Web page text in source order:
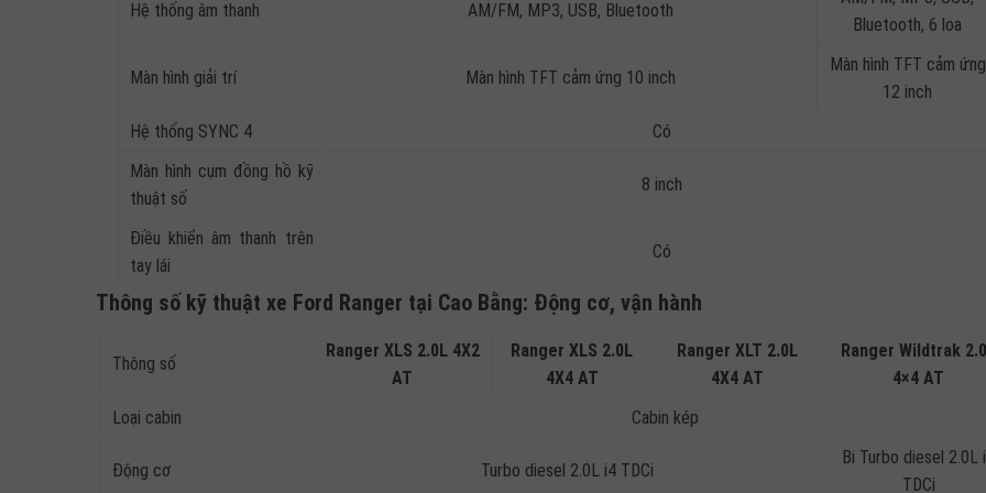
Hệ thống âm thanh AM/FM, MP3, USB, Bluetooth
Bluetooth, 6 loa
Màn hình giải trí Màn hình TFT cảm ứng 10 inch
Màn hình TFT cảm ứng
12 inch
Hệ thống SYNC 4
Có
Màn hình cụm đồng hồ kỹ
thuật số
8 inch
Điều khiển âm thanh trên
tay lái
Có
Thông số kỹ thuật xe Ford Ranger tại Cao Bằng: Động cơ, vận hành
Thông số
Ranger XLS 2.0L 4X2
AT
Ranger XLS 2.0L
4X4 AT
Ranger XLT 2.0L
4X4 AT
Ranger Wildtrak
4×4 AT
Loại cabin
Cabin kép
Động cơ Turbo diesel 2.0L i4 TDCi
Bi Turbo diesel 2.0L
TDCi